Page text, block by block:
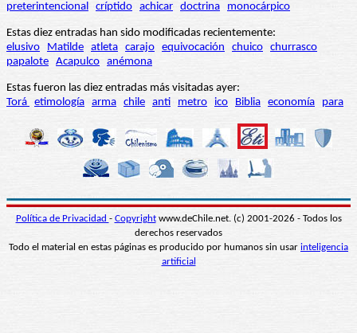
preterintencional críptido achicar doctrina monocárpico
Estas diez entradas han sido modificadas recientemente:
elusivo
Matilde atleta carajo equivocación chuico churrasco
papalote Acapulco anémona
Estas fueron las diez entradas más visitadas ayer:
Torá etimología arma chile anti metro ico Biblia economía para
Política de Privacidad - Copyrightwww.deChile.net. (c) 2001-2026 - Todos los
derechos reservados
Todo el material en estas páginas es producido por humanos sin usar inteligencia
artificial